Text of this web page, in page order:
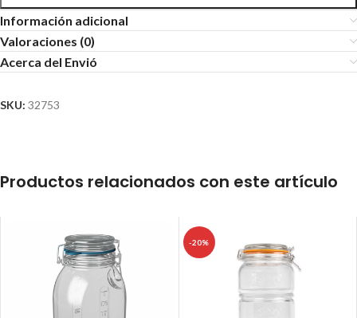
Información adicional
Valoraciones (0)
Acerca del Envió
SKU: 32753
Productos relacionados con este artículo
-20%